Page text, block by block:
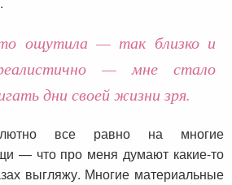
ощутила — так близко и
— мне стало
дни своей жизни зря.
все равно на многие
— что про меня думают какие-то
выгляжу. Многие материальные